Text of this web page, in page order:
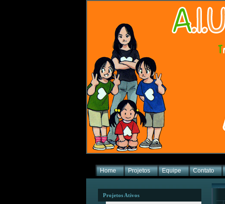
Home Projetos Equipe Contato
Projetos Ativos